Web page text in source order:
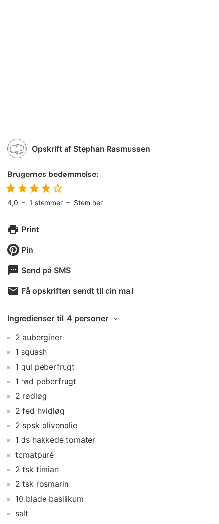
Opskrift af Stephan Rasmussen
Brugernes bedømmelse:
4,0 – 1 stemmer – Stem her
Print
Pin
Send på SMS
Få opskriften sendt til din mail
Ingredienser til 4 personer
2 auberginer
1 squash
1 gul peberfrugt
1 rød peberfrugt
2 rødløg
2 fed hvidløg
2 spsk olivenolie
1 ds hakkede tomater
tomatpuré
2 tsk timian
2 tsk rosmarin
10 blade basilikum
salt